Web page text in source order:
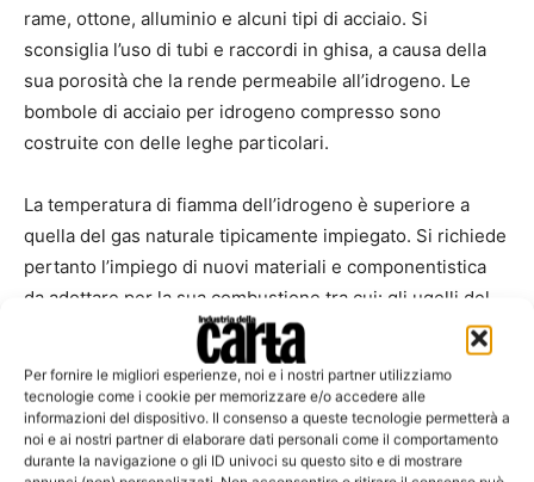
Per fornire le migliori esperienze, noi e i nostri partner utilizziamo
tecnologie come i cookie per memorizzare e/o accedere alle
informazioni del dispositivo. Il consenso a queste tecnologie permetterà a
noi e ai nostri partner di elaborare dati personali come il comportamento
durante la navigazione o gli ID univoci su questo sito e di mostrare
rame, ottone, alluminio e alcuni tipi di acciaio. Si
sconsiglia l’uso di tubi e raccordi in ghisa, a causa della
sua porosità che la rende permeabile all’idrogeno. Le
bombole di acciaio per idrogeno compresso sono
costruite con delle leghe particolari.
La temperatura di fiamma dell’idrogeno è superiore a
quella del gas naturale tipicamente impiegato. Si richiede
pertanto l’impiego di nuovi materiali e componentistica
da adottare per la sua combustione tra cui: gli ugelli del
bruciatore, del refrattario nei rivestimenti, che non sia
ecc.
Altre conseguenze dell’impiego di idrogeno sono le
variazioni nelle caratteristiche di scambio termico degli